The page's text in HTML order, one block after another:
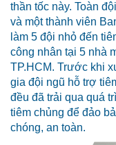
thần tốc này. Toàn
và một thành viên
làm 5 đội nhỏ đến
công nhân tại 5 nhà
TP.HCM. Trước khi
gia đội ngũ hỗ trợ
đều đã trải qua quá
tiêm chủng để đảo
chóng, an toàn.